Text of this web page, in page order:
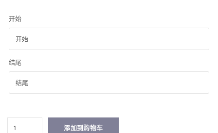
开始
结尾
添加到购物车